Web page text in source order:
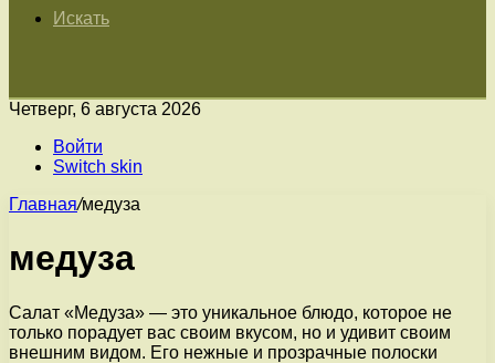
Искать
Четверг, 6 августа 2026
Войти
Switch skin
Главная/медуза
медуза
Салат «Медуза» — это уникальное блюдо, которое не
только порадует вас своим вкусом, но и удивит своим
внешним видом. Его нежные и прозрачные полоски